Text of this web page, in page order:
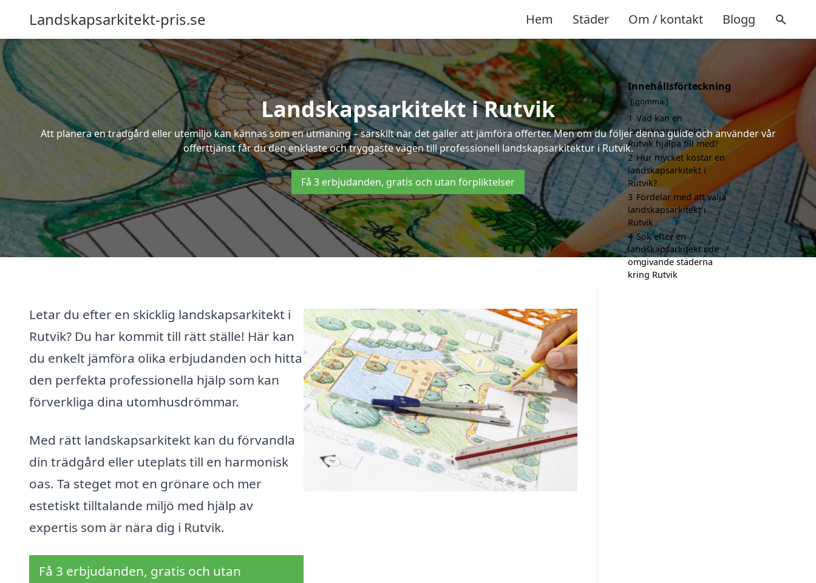
Landskapsarkitekt-pris.se Hem Städer Om / kontakt Blogg
Landskapsarkitekt i Rutvik
Att planera en trädgård eller utemiljö kan kännas som en utmaning – särskilt när det gäller att jämföra offerter. Men om du följer denna guide och använder vår
offerttjänst får du den enklaste och tryggaste vägen till professionell landskapsarkitektur i Rutvik.
Få 3 erbjudanden, gratis och utan förpliktelser
Letar du efter en skicklig landskapsarkitekt i
Rutvik? Du har kommit till rätt ställe! Här kan
du enkelt jämföra olika erbjudanden och hitta
den perfekta professionella hjälp som kan
förverkliga dina utomhusdrömmar.
Med rätt landskapsarkitekt kan du förvandla
din trädgård eller uteplats till en harmonisk
oas. Ta steget mot en grönare och mer
estetiskt tilltalande miljö med hjälp av
expertis som är nära dig i Rutvik.
Få 3 erbjudanden, gratis och utan
Innehållsförteckning
gömma
1 Vad kan en
landskapsarkitekt i
Rutvik hjälpa till med?
2 Hur mycket kostar en
landskapsarkitekt i
Rutvik?
3 Fördelar med att välja
landskapsarkitekt i
Rutvik
4 Sök efter en
landskapsarkitekt i de
omgivande städerna
kring Rutvik